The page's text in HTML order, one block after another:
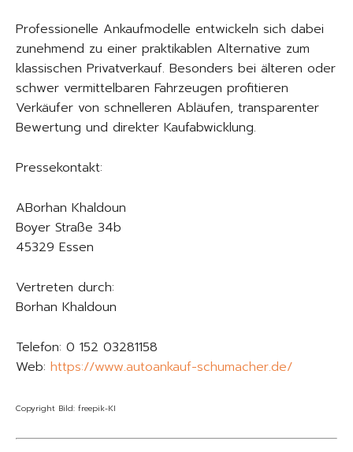
Professionelle Ankaufmodelle entwickeln sich dabei
zunehmend zu einer praktikablen Alternative zum
klassischen Privatverkauf. Besonders bei älteren oder
schwer vermittelbaren Fahrzeugen profitieren
Verkäufer von schnelleren Abläufen, transparenter
Bewertung und direkter Kaufabwicklung.
Pressekontakt:
ABorhan Khaldoun
Boyer Straße 34b
45329 Essen
Vertreten durch:
Borhan Khaldoun
Telefon: 0 152 03281158
Web: https://www.autoankauf-schumacher.de/
Copyright Bild: freepik-KI